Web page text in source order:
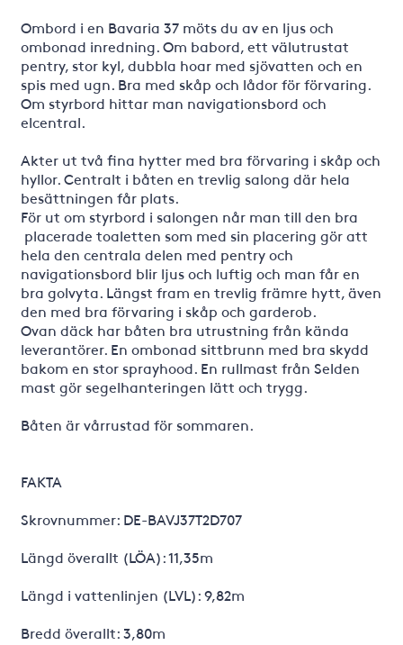
Ombord i en Bavaria 37 möts du av en ljus och
ombonad inredning. Om babord, ett välutrustat
pentry, stor kyl, dubbla hoar med sjövatten och en
spis med ugn. Bra med skåp och lådor för förvaring.
Om styrbord hittar man navigationsbord och
elcentral.
Akter ut två fina hytter med bra förvaring i skåp och
hyllor. Centralt i båten en trevlig salong där hela
besättningen får plats.
För ut om styrbord i salongen når man till den bra
placerade toaletten som med sin placering gör att
hela den centrala delen med pentry och
navigationsbord blir ljus och luftig och man får en
bra golvyta. Längst fram en trevlig främre hytt, även
den med bra förvaring i skåp och garderob.
Ovan däck har båten bra utrustning från kända
leverantörer. En ombonad sittbrunn med bra skydd
bakom en stor sprayhood. En rullmast från Selden
mast gör segelhanteringen lätt och trygg.
Båten är vårrustad för sommaren.
FAKTA
Skrovnummer: DE-BAVJ37T2D707
Längd överallt (LÖA): 11,35m
Längd i vattenlinjen (LVL): 9,82m
Bredd överallt: 3,80m